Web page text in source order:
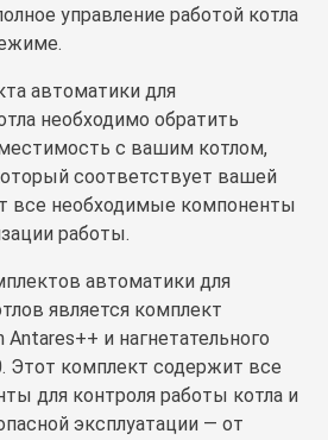
управление работой котла
автоматики для
необходимо обратить
с вашим котлом,
соответствует вашей
все необходимые компоненты
работы.
автоматики для
является комплект
и нагнетательного
Этот комплект содержит все
для контроля работы котла и
эксплуатации — от